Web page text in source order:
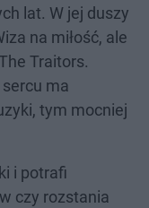
lat. W jej duszy
na miłość, ale
Traitors.
ma
tym mocniej
i potrafi
czy rozstania